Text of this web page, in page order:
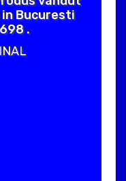
in Bucuresti
.